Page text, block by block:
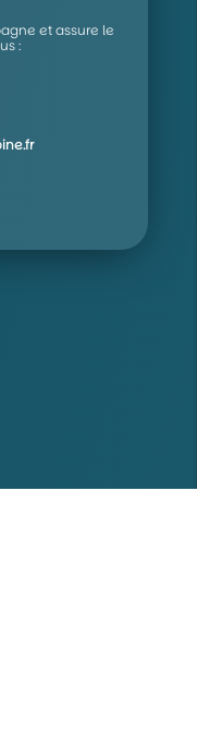
et assure le
: